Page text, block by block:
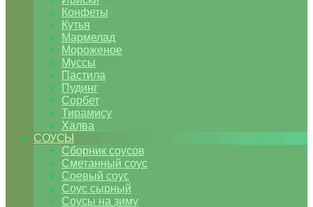
Конфеты
Кутья
Мармелад
Мороженое
Муссы
Пастила
Пудинг
Сорбет
Тирамису
Халва
СОУСЫ
Сборник соусов
Сметанный соус
Соевый соус
Соус сырный
Соусы на зиму